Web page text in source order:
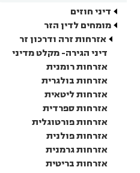
דיני חוזים
מומחים לדין הזר
אזרחות זרה ודרכון זר
דיני הגירה- מקלט מדיני
אזרחות רומנית
אזרחות בולגרית
אזרחות ליטאית
אזרחות ספרדית
אזרחות פורטוגלית
אזרחות פולנית
אזרחות גרמנית
אזרחות בריטית